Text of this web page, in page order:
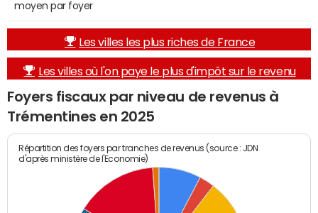
moyen par foyer
Les villes les plus riches de France
Les villes où l'on paye le plus d'impôt sur le revenu
Foyers fiscaux par niveau de revenus à
Trémentines en 2025
Répartition des foyers par tranches de revenus (source : JDN
d'après ministère de l'Economie)